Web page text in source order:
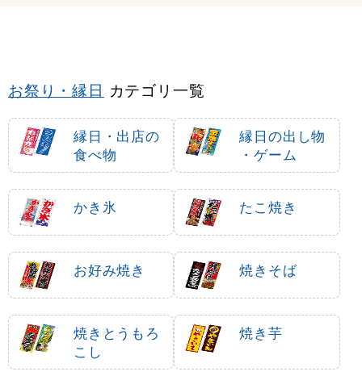
お祭り・縁日 カテゴリ一覧
縁日・出店の
食べ物
縁日の出し物
・ゲーム
かき氷 たこ焼き
お好み焼き 焼きそば
焼きとうもろ
こし
焼き芋